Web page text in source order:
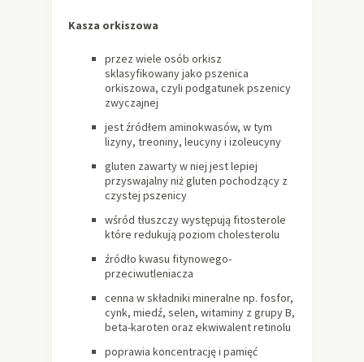
Kasza orkiszowa
przez wiele osób orkisz
sklasyfikowany jako pszenica
orkiszowa, czyli podgatunek pszenicy
zwyczajnej
jest źródłem aminokwasów, w tym
lizyny, treoniny, leucyny i izoleucyny
gluten zawarty w niej jest lepiej
przyswajalny niż gluten pochodzący z
czystej pszenicy
wśród tłuszczy występują fitosterole
które redukują poziom cholesterolu
źródło kwasu fitynowego-
przeciwutleniacza
cenna w składniki mineralne np. fosfor,
cynk, miedź, selen, witaminy z grupy B,
beta-karoten oraz ekwiwalent retinolu
poprawia koncentrację i pamięć